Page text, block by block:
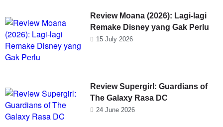
Review Moana (2026): Lagi-lagi
Remake Disney yang Gak Perlu
15 July 2026
Review Supergirl: Guardians of
The Galaxy Rasa DC
24 June 2026